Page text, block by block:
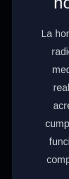
La